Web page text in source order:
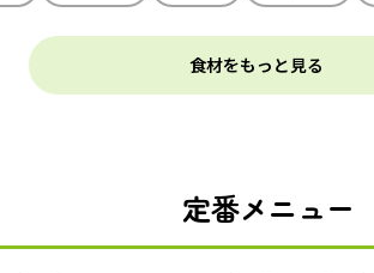
食材をもっと見る
定番メニュー